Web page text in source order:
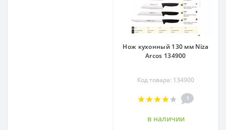
Нож кухонный 130 мм Niza
Arcos 134900
Код товара: 134900
1
в наличии